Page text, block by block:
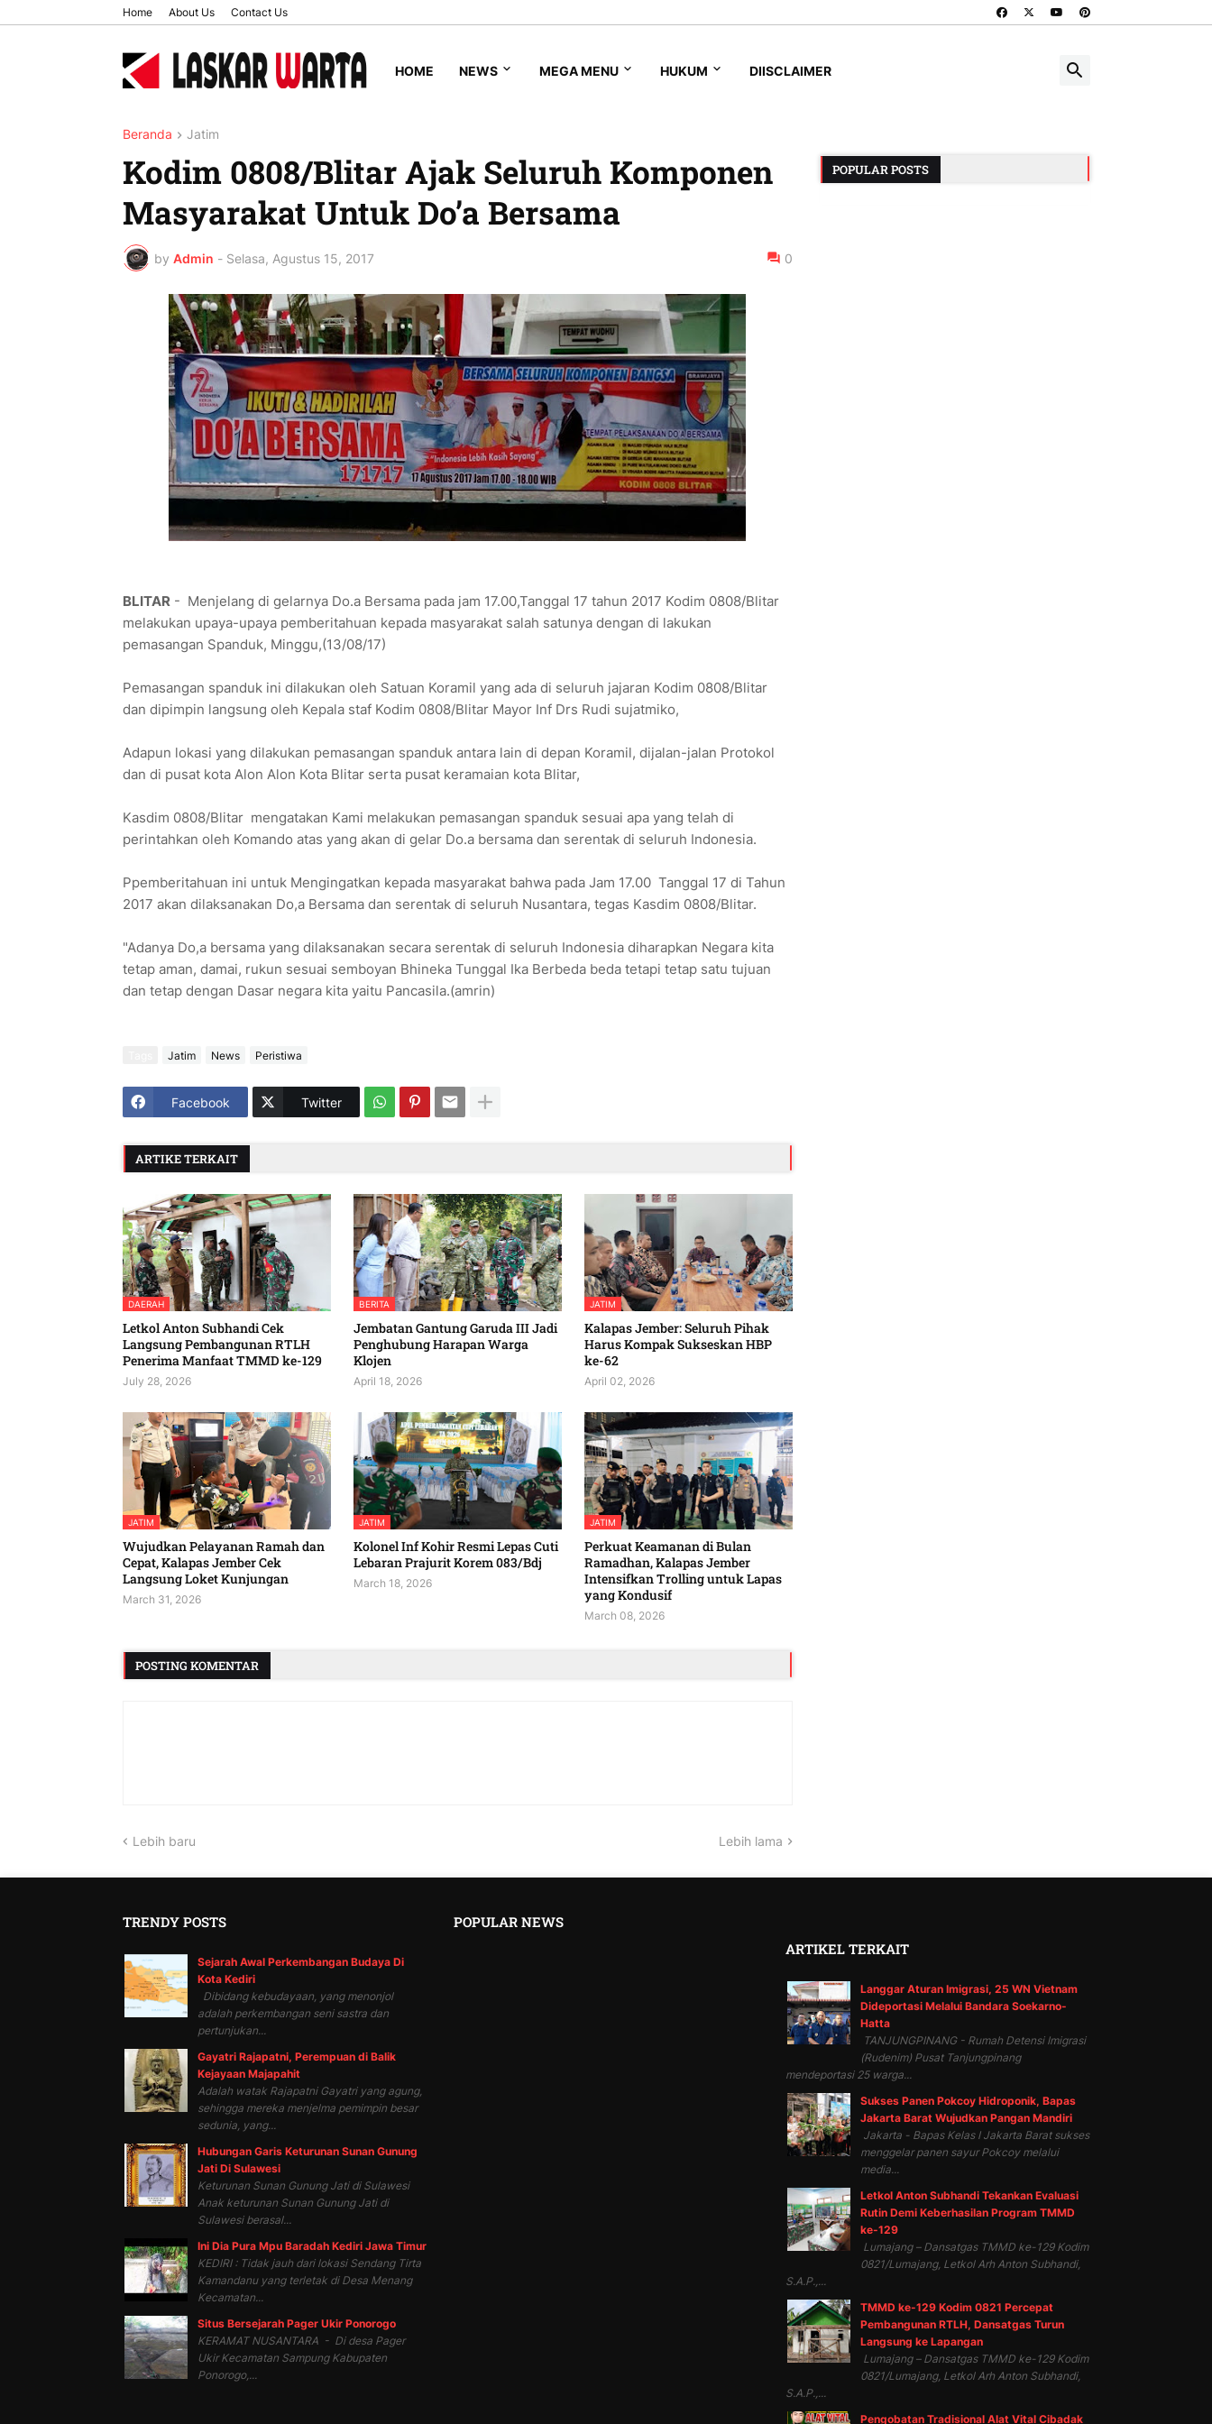
Home About Us Contact Us
HOME NEWS MEGA MENU HUKUM DIISCLAIMER
Beranda Jatim
Kodim 0808/Blitar Ajak Seluruh Komponen
Masyarakat Untuk Do’a Bersama
by Admin - Selasa, Agustus 15, 2017 0
BLITAR- Menjelang di gelarnya Do.a Bersama pada jam 17.00,Tanggal 17 tahun 2017 Kodim 0808/Blitar
melakukan upaya-upaya pemberitahuan kepada masyarakat salah satunya dengan di lakukan
pemasangan Spanduk, Minggu,(13/08/17)
Pemasangan spanduk ini dilakukan oleh Satuan Koramil yang ada di seluruh jajaran Kodim 0808/Blitar
dan dipimpin langsung oleh Kepala staf Kodim 0808/Blitar Mayor Inf Drs Rudi sujatmiko,
Adapun lokasi yang dilakukan pemasangan spanduk antara lain di depan Koramil, dijalan-jalan Protokol
dan di pusat kota Alon Alon Kota Blitar serta pusat keramaian kota Blitar,
Kasdim 0808/Blitar mengatakan Kami melakukan pemasangan spanduk sesuai apa yang telah di
perintahkan oleh Komando atas yang akan di gelar Do.a bersama dan serentak di seluruh Indonesia.
Ppemberitahuan ini untuk Mengingatkan kepada masyarakat bahwa pada Jam 17.00 Tanggal 17 di Tahun
2017 akan dilaksanakan Do,a Bersama dan serentak di seluruh Nusantara, tegas Kasdim 0808/Blitar.
"Adanya Do,a bersama yang dilaksanakan secara serentak di seluruh Indonesia diharapkan Negara kita
tetap aman, damai, rukun sesuai semboyan Bhineka Tunggal Ika Berbeda beda tetapi tetap satu tujuan
dan tetap dengan Dasar negara kita yaitu Pancasila.(amrin)
Jatim News Peristiwa
Facebook Twitter
ARTIKE TERKAIT
DAERAH
Letkol Anton Subhandi Cek
Langsung Pembangunan RTLH
Penerima Manfaat TMMD ke-129
July 28, 2026
BERITA
Jembatan Gantung Garuda III Jadi
Penghubung Harapan Warga
Klojen
April 18, 2026
JATIM
Kalapas Jember: Seluruh Pihak
Harus Kompak Sukseskan HBP
ke-62
April 02, 2026
JATIM
Wujudkan Pelayanan Ramah dan
Cepat, Kalapas Jember Cek
Langsung Loket Kunjungan
March 31, 2026
JATIM
Kolonel Inf Kohir Resmi Lepas Cuti
Lebaran Prajurit Korem 083/Bdj
March 18, 2026
JATIM
Perkuat Keamanan di Bulan
Ramadhan, Kalapas Jember
Intensifkan Trolling untuk Lapas
yang Kondusif
March 08, 2026
POSTING KOMENTAR
Lebih baru Lebih lama
POPULAR POSTS
TRENDY POSTS
Sejarah Awal Perkembangan Budaya Di
Kota Kediri
Dibidang kebudayaan, yang menonjol
adalah perkembangan seni sastra dan
pertunjukan...
Gayatri Rajapatni, Perempuan di Balik
Kejayaan Majapahit
Adalah watak Rajapatni Gayatri yang agung,
sehingga mereka menjelma pemimpin besar
sedunia, yang...
Hubungan Garis Keturunan Sunan Gunung
Jati Di Sulawesi
Keturunan Sunan Gunung Jati di Sulawesi
Anak keturunan Sunan Gunung Jati di
Sulawesi berasal...
Ini Dia Pura Mpu Baradah Kediri Jawa Timur
KEDIRI : Tidak jauh dari lokasi Sendang Tirta
Kamandanu yang terletak di Desa Menang
Kecamatan...
Situs Bersejarah Pager Ukir Ponorogo
KERAMAT NUSANTARA - Di desa Pager
Ukir Kecamatan Sampung Kabupaten
Ponorogo,...
POPULAR NEWS
ARTIKEL TERKAIT
Langgar Aturan Imigrasi, 25 WN Vietnam
Dideportasi Melalui Bandara Soekarno-
Hatta
TANJUNGPINANG - Rumah Detensi Imigrasi
(Rudenim) Pusat Tanjungpinang
mendeportasi 25 warga...
Sukses Panen Pokcoy Hidroponik, Bapas
Jakarta Barat Wujudkan Pangan Mandiri
Jakarta - Bapas Kelas I Jakarta Barat sukses
menggelar panen sayur Pokcoy melalui
media...
Letkol Anton Subhandi Tekankan Evaluasi
Rutin Demi Keberhasilan Program TMMD
ke-129
Lumajang – Dansatgas TMMD ke-129 Kodim
0821/Lumajang, Letkol Arh Anton Subhandi,
S.A.P.,...
TMMD ke-129 Kodim 0821 Percepat
Pembangunan RTLH, Dansatgas Turun
Langsung ke Lapangan
Lumajang – Dansatgas TMMD ke-129 Kodim
0821/Lumajang, Letkol Arh Anton Subhandi,
S.A.P.,...
Pengobatan Tradisional Alat Vital Cibadak